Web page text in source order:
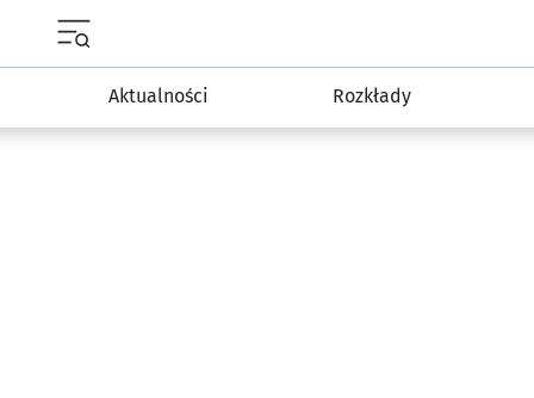
Aktualności Rozkłady